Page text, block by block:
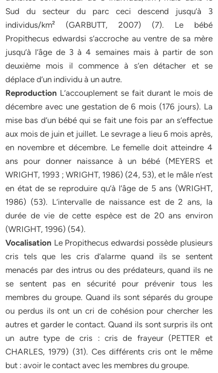
Sud du secteur du parc ceci descend jusqu’à 3
individus/km² (GARBUTT, 2007) (7). Le bébé
Propithecus edwardsi s’accroche au ventre de sa mère
jusqu’à l’âge de 3 à 4 semaines mais à partir de son
deuxième mois il commence à s’en détacher et se
déplace d’un individu à un autre.
Reproduction L’accouplement se fait durant le mois de
décembre avec une gestation de 6 mois (176 jours). La
mise bas d’un bébé qui se fait une fois par an s’effectue
aux mois de juin et juillet. Le sevrage a lieu 6 mois après,
en novembre et décembre. Le femelle doit atteindre 4
ans pour donner naissance à un bébé (MEYERS et
WRIGHT, 1993 ; WRIGHT, 1986) (24, 53), et le mâle n’est
en état de se reproduire qu’à l’âge de 5 ans (WRIGHT,
1986) (53). L’intervalle de naissance est de 2 ans, la
durée de vie de cette espèce est de 20 ans environ
(WRIGHT, 1996) (54).
Vocalisation Le Propithecus edwardsi possède plusieurs
cris tels que les cris d’alarme quand ils se sentent
menacés par des intrus ou des prédateurs, quand ils ne
se sentent pas en sécurité pour prévenir tous les
membres du groupe. Quand ils sont séparés du groupe
ou perdus ils ont un cri de cohésion pour chercher les
autres et garder le contact. Quand ils sont surpris ils ont
un autre type de cris : cris de frayeur (PETTER et
CHARLES, 1979) (31). Ces différents cris ont le même
but : avoir le contact avec les membres du groupe.